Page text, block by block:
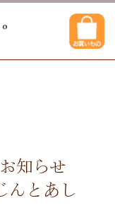
知らせ
んとあし